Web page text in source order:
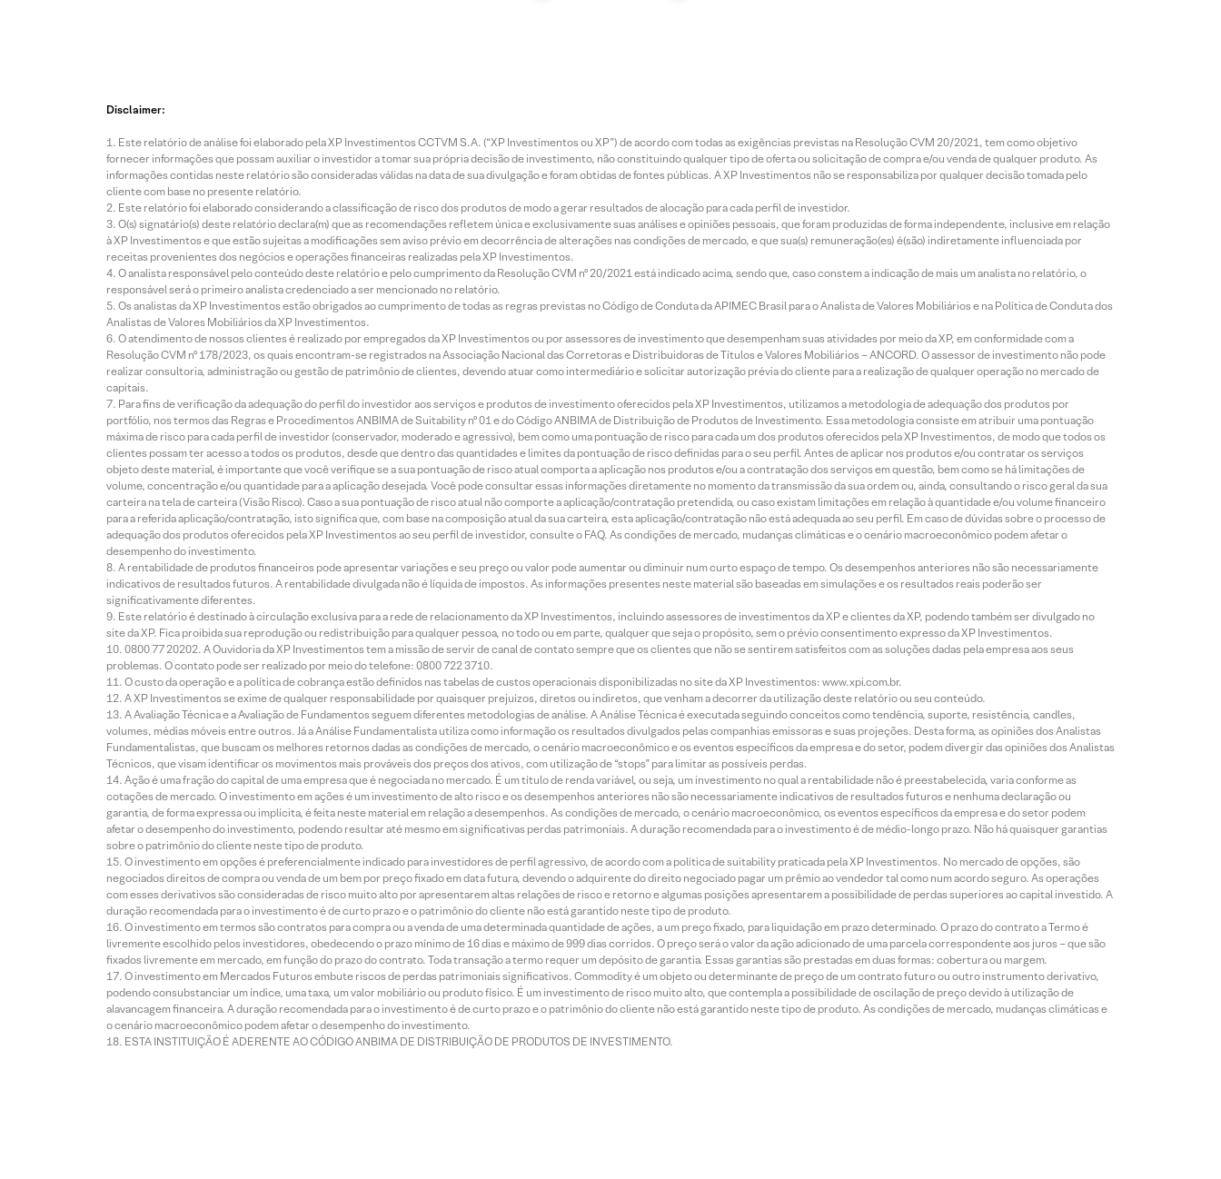
Disclaimer:
Este relatório de análise foi elaborado pela XP Investimentos CCTVM S.A. (“XP Investimentos ou XP”) de acordo com todas as exigências previstas na Resolução CVM 20/2021, tem como objetivo
fornecer informações que possam auxiliar o investidor a tomar sua própria decisão de investimento, não constituindo qualquer tipo de oferta ou solicitação de compra e/ou venda de qualquer produto. As
informações contidas neste relatório são consideradas válidas na data de sua divulgação e foram obtidas de fontes públicas. A XP Investimentos não se responsabiliza por qualquer decisão tomada pelo
cliente com base no presente relatório.
Este relatório foi elaborado considerando a classificação de risco dos produtos de modo a gerar resultados de alocação para cada perfil de investidor.
O(s) signatário(s) deste relatório declara(m) que as recomendações refletem única e exclusivamente suas análises e opiniões pessoais, que foram produzidas de forma independente, inclusive em relação
à XP Investimentos e que estão sujeitas a modificações sem aviso prévio em decorrência de alterações nas condições de mercado, e que sua(s) remuneração(es) é(são) indiretamente influenciada por
receitas provenientes dos negócios e operações financeiras realizadas pela XP Investimentos.
O analista responsável pelo conteúdo deste relatório e pelo cumprimento da Resolução CVM nº 20/2021 está indicado acima, sendo que, caso constem a indicação de mais um analista no relatório, o
responsável será o primeiro analista credenciado a ser mencionado no relatório.
Os analistas da XP Investimentos estão obrigados ao cumprimento de todas as regras previstas no Código de Conduta da APIMEC Brasil para o Analista de Valores Mobiliários e na Política de Conduta dos
Analistas de Valores Mobiliários da XP Investimentos.
O atendimento de nossos clientes é realizado por empregados da XP Investimentos ou por assessores de investimento que desempenham suas atividades por meio da XP, em conformidade com a
Resolução CVM nº 178/2023, os quais encontram-se registrados na Associação Nacional das Corretoras e Distribuidoras de Títulos e Valores Mobiliários – ANCORD. O assessor de investimento não pode
realizar consultoria, administração ou gestão de patrimônio de clientes, devendo atuar como intermediário e solicitar autorização prévia do cliente para a realização de qualquer operação no mercado de
capitais.
Para fins de verificação da adequação do perfil do investidor aos serviços e produtos de investimento oferecidos pela XP Investimentos, utilizamos a metodologia de adequação dos produtos por
portfólio, nos termos das Regras e Procedimentos ANBIMA de Suitability nº 01 e do Código ANBIMA de Distribuição de Produtos de Investimento. Essa metodologia consiste em atribuir uma pontuação
máxima de risco para cada perfil de investidor (conservador, moderado e agressivo), bem como uma pontuação de risco para cada um dos produtos oferecidos pela XP Investimentos, de modo que todos os
clientes possam ter acesso a todos os produtos, desde que dentro das quantidades e limites da pontuação de risco definidas para o seu perfil. Antes de aplicar nos produtos e/ou contratar os serviços
objeto deste material, é importante que você verifique se a sua pontuação de risco atual comporta a aplicação nos produtos e/ou a contratação dos serviços em questão, bem como se há limitações de
volume, concentração e/ou quantidade para a aplicação desejada. Você pode consultar essas informações diretamente no momento da transmissão da sua ordem ou, ainda, consultando o risco geral da sua
carteira na tela de carteira (Visão Risco). Caso a sua pontuação de risco atual não comporte a aplicação/contratação pretendida, ou caso existam limitações em relação à quantidade e/ou volume financeiro
para a referida aplicação/contratação, isto significa que, com base na composição atual da sua carteira, esta aplicação/contratação não está adequada ao seu perfil. Em caso de dúvidas sobre o processo de
adequação dos produtos oferecidos pela XP Investimentos ao seu perfil de investidor, consulte o FAQ. As condições de mercado, mudanças climáticas e o cenário macroeconômico podem afetar o
desempenho do investimento.
A rentabilidade de produtos financeiros pode apresentar variações e seu preço ou valor pode aumentar ou diminuir num curto espaço de tempo. Os desempenhos anteriores não são necessariamente
indicativos de resultados futuros. A rentabilidade divulgada não é líquida de impostos. As informações presentes neste material são baseadas em simulações e os resultados reais poderão ser
significativamente diferentes.
Este relatório é destinado à circulação exclusiva para a rede de relacionamento da XP Investimentos, incluindo assessores de investimentos da XP e clientes da XP, podendo também ser divulgado no
site da XP. Fica proibida sua reprodução ou redistribuição para qualquer pessoa, no todo ou em parte, qualquer que seja o propósito, sem o prévio consentimento expresso da XP Investimentos.
0800 77 20202. A Ouvidoria da XP Investimentos tem a missão de servir de canal de contato sempre que os clientes que não se sentirem satisfeitos com as soluções dadas pela empresa aos seus
problemas. O contato pode ser realizado por meio do telefone: 0800 722 3710.
O custo da operação e a política de cobrança estão definidos nas tabelas de custos operacionais disponibilizadas no site da XP Investimentos: www.xpi.com.br.
A XP Investimentos se exime de qualquer responsabilidade por quaisquer prejuízos, diretos ou indiretos, que venham a decorrer da utilização deste relatório ou seu conteúdo.
A Avaliação Técnica e a Avaliação de Fundamentos seguem diferentes metodologias de análise. A Análise Técnica é executada seguindo conceitos como tendência, suporte, resistência, candles,
volumes, médias móveis entre outros. Já a Análise Fundamentalista utiliza como informação os resultados divulgados pelas companhias emissoras e suas projeções. Desta forma, as opiniões dos Analistas
Fundamentalistas, que buscam os melhores retornos dadas as condições de mercado, o cenário macroeconômico e os eventos específicos da empresa e do setor, podem divergir das opiniões dos Analistas
Técnicos, que visam identificar os movimentos mais prováveis dos preços dos ativos, com utilização de “stops” para limitar as possíveis perdas.
Ação é uma fração do capital de uma empresa que é negociada no mercado. É um título de renda variável, ou seja, um investimento no qual a rentabilidade não é preestabelecida, varia conforme as
cotações de mercado. O investimento em ações é um investimento de alto risco e os desempenhos anteriores não são necessariamente indicativos de resultados futuros e nenhuma declaração ou
garantia, de forma expressa ou implícita, é feita neste material em relação a desempenhos. As condições de mercado, o cenário macroeconômico, os eventos específicos da empresa e do setor podem
afetar o desempenho do investimento, podendo resultar até mesmo em significativas perdas patrimoniais. A duração recomendada para o investimento é de médio-longo prazo. Não há quaisquer garantias
sobre o patrimônio do cliente neste tipo de produto.
O investimento em opções é preferencialmente indicado para investidores de perfil agressivo, de acordo com a política de suitability praticada pela XP Investimentos. No mercado de opções, são
negociados direitos de compra ou venda de um bem por preço fixado em data futura, devendo o adquirente do direito negociado pagar um prêmio ao vendedor tal como num acordo seguro. As operações
com esses derivativos são consideradas de risco muito alto por apresentarem altas relações de risco e retorno e algumas posições apresentarem a possibilidade de perdas superiores ao capital investido. A
duração recomendada para o investimento é de curto prazo e o patrimônio do cliente não está garantido neste tipo de produto.
O investimento em termos são contratos para compra ou a venda de uma determinada quantidade de ações, a um preço fixado, para liquidação em prazo determinado. O prazo do contrato a Termo é
livremente escolhido pelos investidores, obedecendo o prazo mínimo de 16 dias e máximo de 999 dias corridos. O preço será o valor da ação adicionado de uma parcela correspondente aos juros – que são
fixados livremente em mercado, em função do prazo do contrato. Toda transação a termo requer um depósito de garantia. Essas garantias são prestadas em duas formas: cobertura ou margem.
O investimento em Mercados Futuros embute riscos de perdas patrimoniais significativos. Commodity é um objeto ou determinante de preço de um contrato futuro ou outro instrumento derivativo,
podendo consubstanciar um índice, uma taxa, um valor mobiliário ou produto físico. É um investimento de risco muito alto, que contempla a possibilidade de oscilação de preço devido à utilização de
alavancagem financeira. A duração recomendada para o investimento é de curto prazo e o patrimônio do cliente não está garantido neste tipo de produto. As condições de mercado, mudanças climáticas e
o cenário macroeconômico podem afetar o desempenho do investimento.
ESTA INSTITUIÇÃO É ADERENTE AO CÓDIGO ANBIMA DE DISTRIBUIÇÃO DE PRODUTOS DE INVESTIMENTO.